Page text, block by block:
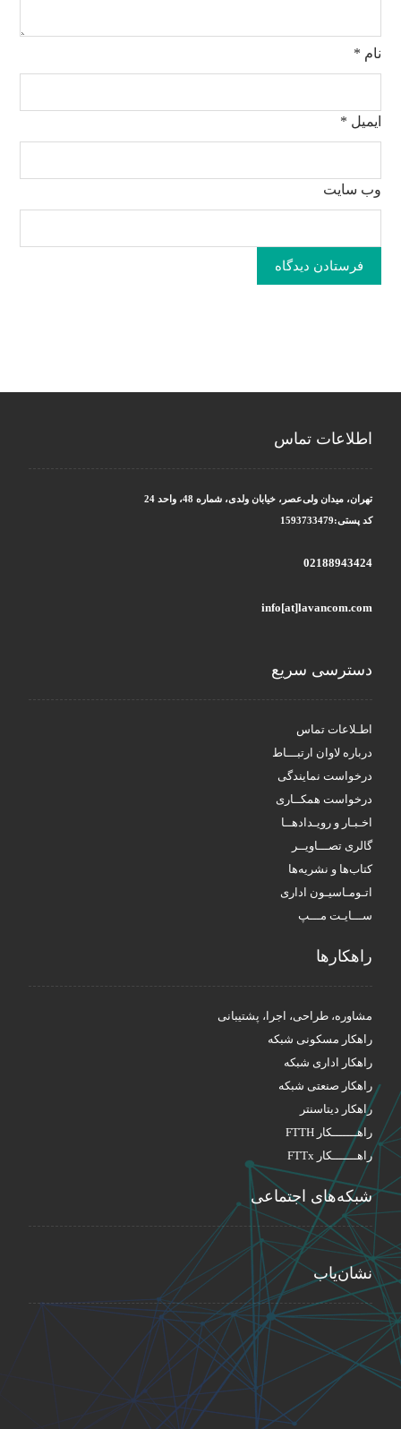
نام *
ایمیل *
وب‌ سایت
فرستادن دیدگاه
اطلاعات تماس
تهران، میدان ولی‌عصر، خیابان ولدی، شماره 48، واحد 24
کد پستی:1593733479
02188943424
info[at]lavancom.com
دسترسی سریع
اطـلاعات تماس
درباره لاوان ارتبـــاط
درخواست نمایندگی
درخواست همکــاری
اخـبـار و رویـدادهــا
گالری تصـــاویــر
کتاب‌ها و نشریه‌ها
اتـومـاسیـون اداری
ســـایـت مـــپ
راهکار‌ها
مشاوره، طراحی، اجرا، پشتیبانی
راهکار مسکونی شبکه
راهکار اداری شبکه
راهکار صنعتی شبکه
راهکار دیتاسنتر
راهـــــــکار FTTH
راهـــــــکار FTTx
شبکه‌های اجتماعی
نشان‌یاب